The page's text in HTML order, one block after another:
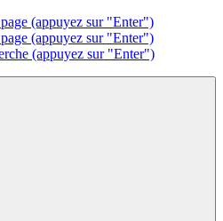
(appuyez sur "Enter")
(appuyez sur "Enter")
(appuyez sur "Enter")